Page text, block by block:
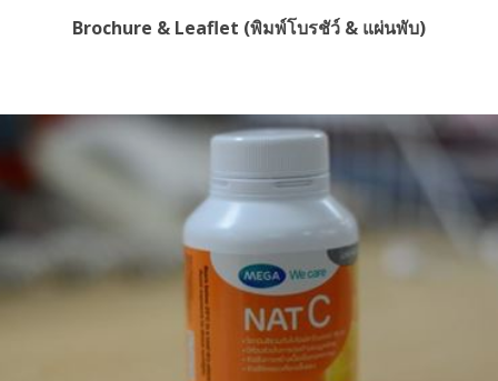
Brochure & Leaflet (พิมพ์โบรชัว์ & แผ่นพับ)